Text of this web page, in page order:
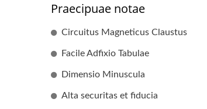
Praecipuae notae
Circuitus Magneticus Claustus
Facile Adfixio Tabulae
Dimensio Minuscula
Alta securitas et fiducia